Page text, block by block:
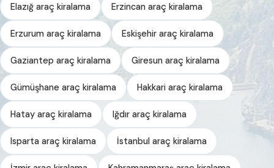
Elazığ araç kiralama Erzincan araç kiralama
Erzurum araç kiralama Eskişehir araç kiralama
Gaziantep araç kiralama Giresun araç kiralama
Gümüşhane araç kiralama Hakkari araç kiralama
Hatay araç kiralama Iğdır araç kiralama
Isparta araç kiralama İstanbul araç kiralama